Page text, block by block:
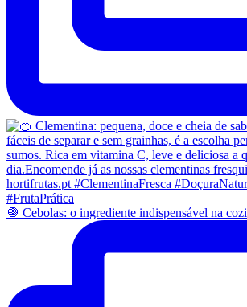
🧅 Cebolas: o ingrediente indispensável na cozi